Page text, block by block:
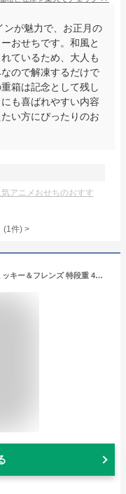
ンが魅力で、お正月の
おせちです。和風と
ているため、大人も
ので解凍するだけで
箱は記念として残し
も喜ばれやすい内容
い方にぴったりのお
アニメおせちのおすす
(1件) >
[ベルメゾン] ディズニー おせち 2027 ミッキー＆フレンズ 特段重 4人×3食分 最中お吸い物4個付き 【12月29日(火)～30日(水) お届け】予約販売